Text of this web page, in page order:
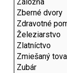
Zberné dvory
Zdravotné
Železiarstvo
Zlatníctvo
Zmiešaný
Zubár